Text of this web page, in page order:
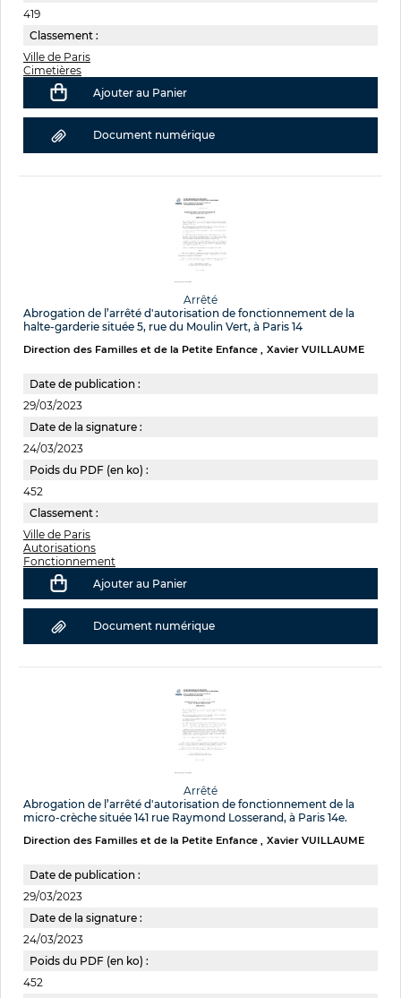
419
Classement :
Ville de Paris
Cimetières
Ajouter au Panier
Document numérique
Arrêté
Abrogation de l’arrêté d'autorisation de fonctionnement de la
halte-garderie située 5, rue du Moulin Vert, à Paris 14
Direction des Familles et de la Petite Enfance Xavier VUILLAUME
Date de publication :
29/03/2023
Date de la signature :
24/03/2023
Poids du PDF (en ko) :
452
Classement :
Ville de Paris
Autorisations
Fonctionnement
Ajouter au Panier
Document numérique
Arrêté
Abrogation de l’arrêté d'autorisation de fonctionnement de la
micro-crèche située 141 rue Raymond Losserand, à Paris 14e.
Direction des Familles et de la Petite Enfance Xavier VUILLAUME
Date de publication :
29/03/2023
Date de la signature :
24/03/2023
Poids du PDF (en ko) :
452